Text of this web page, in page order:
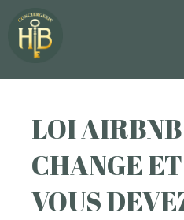
LOI
CHANGE
VOUS